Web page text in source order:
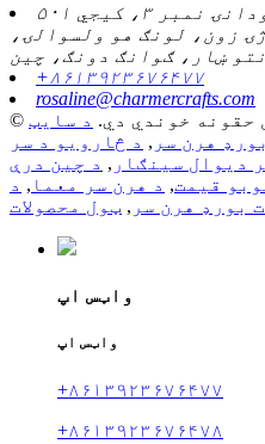
۵۰۱ نمبر خونه، د هوکسیا ودانۍ نمبر ۳، کیجي
زون، لونګ هو ولسوالۍ،
+۸۶۱۳۹۲۳۶۷۶۴۷۷
rosaline@charmercrafts.com
د سایټ
هرن سر , د څارویو د سر
دیوال سينګار , د چین درې
قیمت, د هرن سر معما , د DIY
بورډ هرن سر , ټول محصولات
واټس اپ
واټس اپ
+۸۶۱۳۹۲۳۶۷۶۴۷۷
+۸۶۱۳۹۲۳۶۷۶۴۷۸